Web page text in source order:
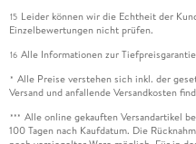
15 Leider können wir die Echtheit der
Einzelbewertungen nicht prüfen.
16 Alle Informationen zur
* Alle Preise verstehen sich inkl. der
Versand und anfallende Versandkosten
*** Alle online gekauften Versandartikel
100 Tagen nach Kaufdatum. Die